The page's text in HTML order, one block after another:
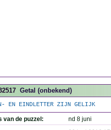
Getal (onbekend)
EN EINDLETTER ZIJN GELIJK
van de puzzel:
nd 8 juni